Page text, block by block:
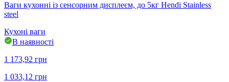
Ваги кухонні із сенсорним дисплеєм, до 5кг Hendi Stainless
steel
Кухоні ваги
В наявності
1 173,92 грн
1 033,12 грн